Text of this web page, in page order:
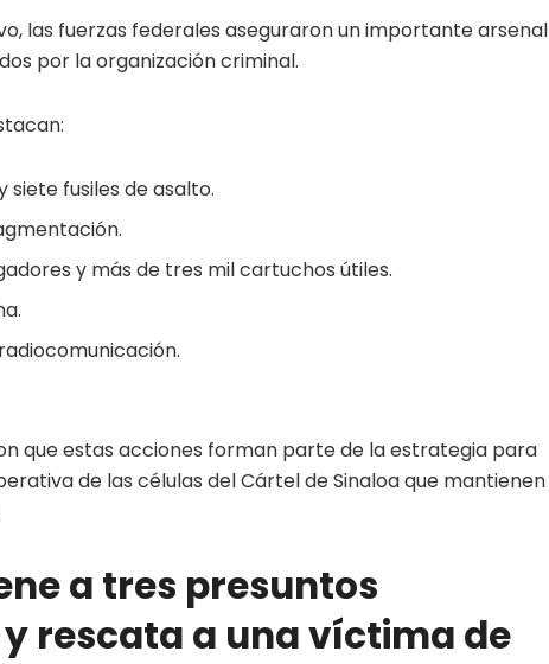
las fuerzas federales aseguraron un importante arsenal
por la organización criminal.
fusiles de asalto.
y más de tres mil cartuchos útiles.
que estas acciones forman parte de la estrategia para
de las células del Cártel de Sinaloa que mantienen
a tres presuntos
rescata a una víctima de